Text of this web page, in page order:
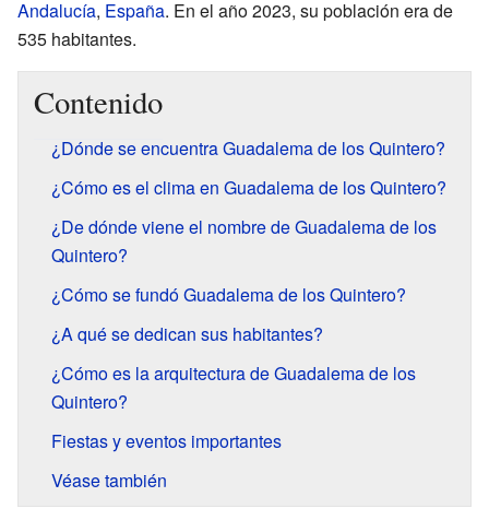
Andalucía, España. En el año 2023, su población era de
535 habitantes.
Contenido
¿Dónde se encuentra Guadalema de los Quintero?
¿Cómo es el clima en Guadalema de los Quintero?
¿De dónde viene el nombre de Guadalema de los
Quintero?
¿Cómo se fundó Guadalema de los Quintero?
¿A qué se dedican sus habitantes?
¿Cómo es la arquitectura de Guadalema de los
Quintero?
Fiestas y eventos importantes
Véase también